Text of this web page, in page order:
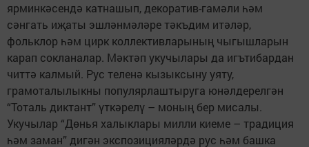
ярминкәсендә катнашып, декоратив-гамәли һәм
сәнгать иҗаты эшләнмәләре тәкъдим итәләр,
фольклор һәм цирк коллективларының чыгышларын
карап сокланалар. Мәктәп укучылары да игътибардан
читтә калмый. Рус теленә кызыксыну уяту,
грамоталылыкны популярлаштыруга юнәлдерелгән
“Тоталь диктант” үткәрелү – моның бер мисалы.
Укучылар “Дөнья халыклары милли киеме – традиция
һәм заман” дигән экспозицияләрдә рус һәм башка